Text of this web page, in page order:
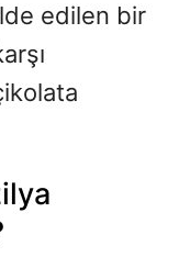
edilen bir